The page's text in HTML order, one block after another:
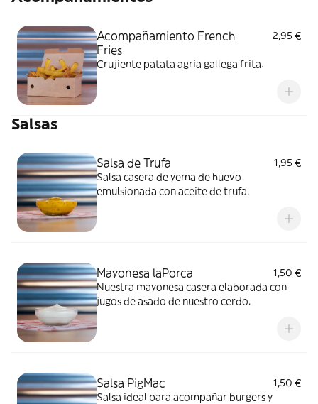
Acompañamiento French
Fries
2,95 €
Crujiente patata agria gallega frita.
Salsas
Salsa de Trufa
1,95 €
Salsa casera de yema de huevo
emulsionada con aceite de trufa.
Mayonesa laPorca
1,50 €
Nuestra mayonesa casera elaborada con
jugos de asado de nuestro cerdo.
Salsa PigMac
1,50 €
Salsa ideal para acompañar burgers y